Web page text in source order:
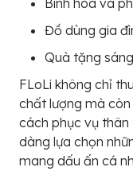
Bình hoa và
Đồ dùng gia
Quà tặng
FLoLi không chỉ
chất lượng mà
cách phục vụ thân
dàng lựa chọn
mang dấu ấn cá